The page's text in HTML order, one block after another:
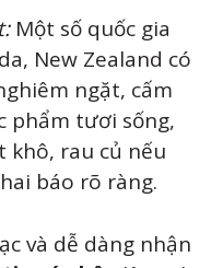
Một số quốc gia
New Zealand có
ngặt, cấm
phẩm tươi sống,
khô, rau củ nếu
báo rõ ràng.
và dễ dàng nhận